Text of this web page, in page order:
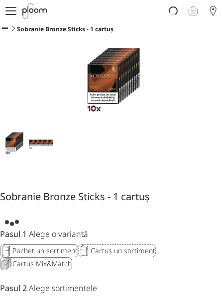
Despre Ploom AURA
Get Started
Ploom in Magazine Fizice
Sobranie Bronze Sticks - 1 cartuș
Sobranie Bronze Sticks - 1 cartuș
Pasul 1 Alege o variantă
Pachet un sortiment
Cartuș un sortiment
Cartuș Mix&Match
Pasul 2Alege sortimentele